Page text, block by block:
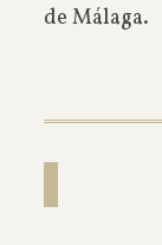
de Málaga.